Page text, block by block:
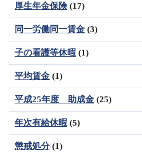
厚生年金保険(17)
同一労働同一賃金 (3)
子の看護等休暇 (1)
平均賃金 (1)
平成25年度 助成金 (25)
年次有給休暇 (5)
懲戒処分(1)